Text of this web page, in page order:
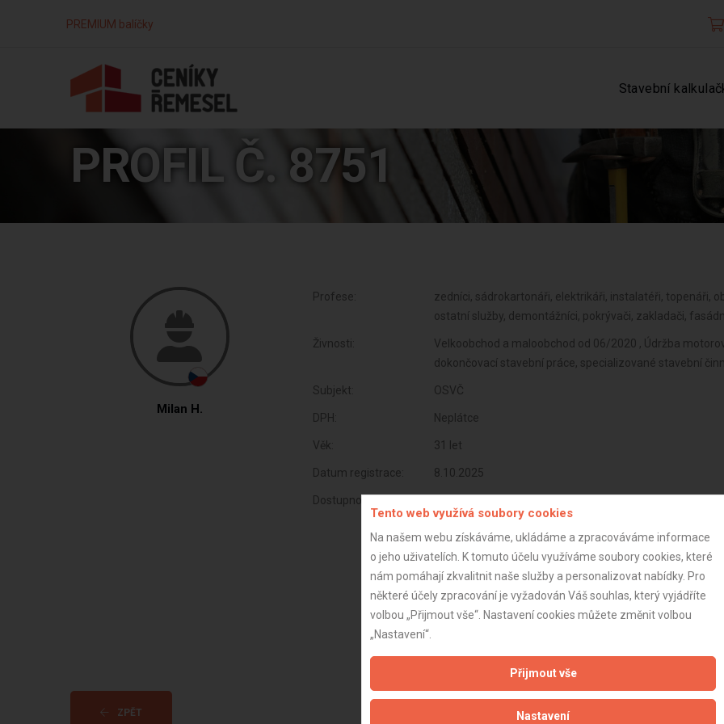
PREMIUM balíčky
Stavební
PROFIL Č. 8751
Milan H.
Profese:
zedníci, sádrokartonáři, elektrikáři, instalatéři, topenáři,
ostatní služby, demontážníci, pokrývači, zakladači,
Živnosti:
Velkoobchod a maloobchod od 06/2020 , Údržba
dokončovací stavební práce, specializované stavební
Subjekt: OSVČ
DPH: Neplátce
Věk: 31 let
Datum registrace: 8.10.2025
Dostupnost:
ZPĚT Aktualizováno z portálu ARES dne 08.10.2025 16:00:28
Tento web využívá soubory cookies
Na našem webu získáváme, ukládáme a zpracováváme informace
o jeho uživatelích. K tomuto účelu využíváme soubory cookies, které
nám pomáhají zkvalitnit naše služby a personalizovat nabídky. Pro
některé účely zpracování je vyžadován Váš souhlas, který vyjádříte
volbou „Přijmout vše“. Nastavení cookies můžete změnit volbou
„Nastavení“.
Přijmout vše
Nastavení